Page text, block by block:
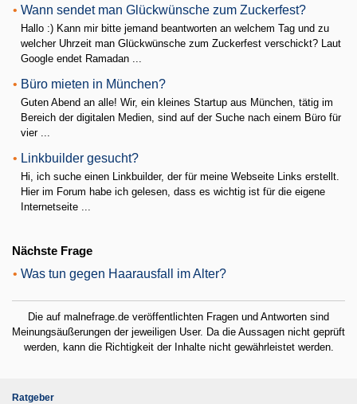
• Wann sendet man Glückwünsche zum Zuckerfest?
Hallo :) Kann mir bitte jemand beantworten an welchem Tag und zu
welcher Uhrzeit man Glückwünsche zum Zuckerfest verschickt? Laut
Google endet Ramadan ...
• Büro mieten in München?
Guten Abend an alle! Wir, ein kleines Startup aus München, tätig im
Bereich der digitalen Medien, sind auf der Suche nach einem Büro für
vier ...
• Linkbuilder gesucht?
Hi, ich suche einen Linkbuilder, der für meine Webseite Links erstellt.
Hier im Forum habe ich gelesen, dass es wichtig ist für die eigene
Internetseite ...
Nächste Frage
• Was tun gegen Haarausfall im Alter?
Die auf malnefrage.de veröffentlichten Fragen und Antworten sind
Meinungsäußerungen der jeweiligen User. Da die Aussagen nicht geprüft
werden, kann die Richtigkeit der Inhalte nicht gewährleistet werden.
Ratgeber